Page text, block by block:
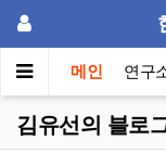
메인 연구
김유선의 블로